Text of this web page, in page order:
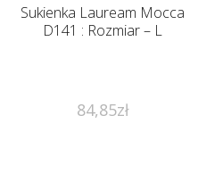
Sukienka Lauream Mocca
D141 : Rozmiar – L
84,85zł